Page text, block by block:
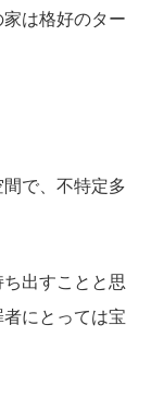
は格好のター
で、不特定多
出すことと思
にとっては宝